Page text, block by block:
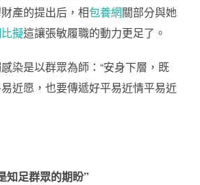
產的提出后，相包養網關部分與她
擬這讓張敏履職的動力更足了。
染是以群眾為師：“安身下層，既
近愿，也要傳遞好平易近情平易近
知足群眾的期盼”